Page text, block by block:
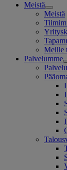
Meistä
Meistä
Meille
Palvelumme